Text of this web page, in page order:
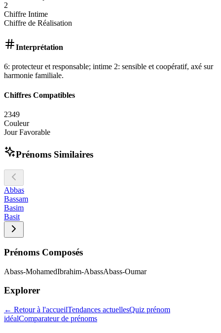
2
Chiffre Intime
Chiffre de Réalisation
Interprétation
6: protecteur et responsable; intime 2: sensible et coopératif, axé sur
harmonie familiale.
Chiffres Compatibles
2349
Couleur
Jour Favorable
Prénoms Similaires
Abbas
Bassam
Basim
Basit
Prénoms Composés
Abass-MohamedIbrahim-AbassAbass-Oumar
Explorer
← Retour à l'accueilTendances actuellesQuiz prénom
idéalComparateur de prénoms